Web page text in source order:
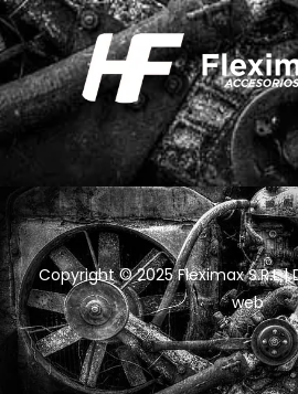
Copyright © 2025 Fleximax S.R.L
web